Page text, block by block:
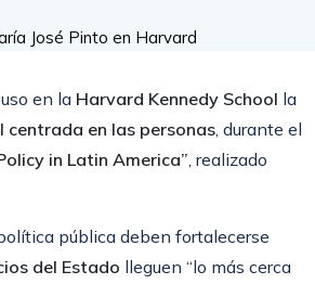
en la Harvard Kennedy School la
centrada en las personas, durante el
in Latin America”, realizado
pública deben fortalecerse
del Estado lleguen “lo más cerca